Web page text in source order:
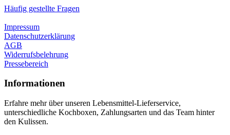
Häufig gestellte Fragen
Impressum
Datenschutzerklärung
AGB
Widerrufsbelehrung
Pressebereich
Informationen
Erfahre mehr über unseren Lebensmittel-Lieferservice,
unterschiedliche Kochboxen, Zahlungsarten und das Team hinter
den Kulissen.